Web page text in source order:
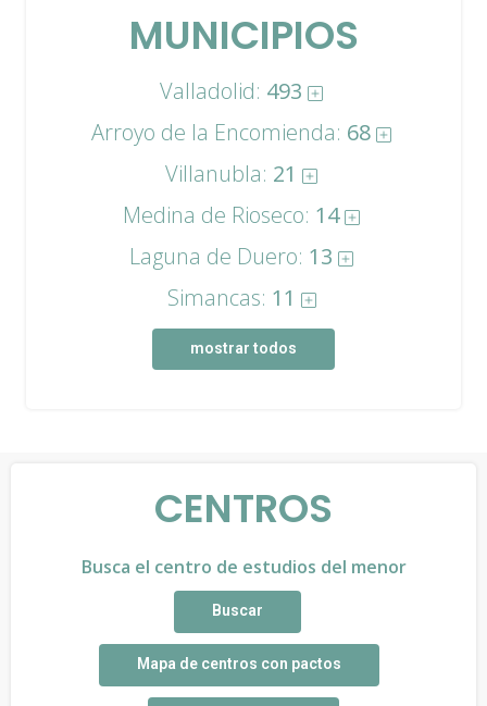
MUNICIPIOS
Valladolid: 493
Arroyo de la Encomienda: 68
Villanubla: 21
Medina de Rioseco: 14
Laguna de Duero: 13
Simancas: 11
mostrar todos
CENTROS
Busca el centro de estudios del menor
Buscar
Mapa de centros con pactos